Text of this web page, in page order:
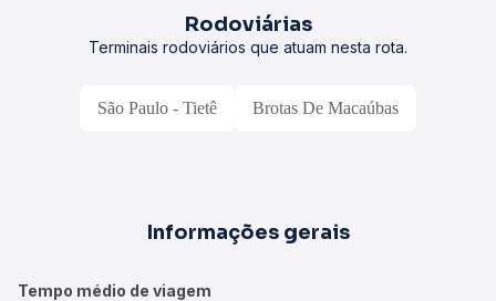
Rodoviárias
Terminais rodoviários que atuam nesta rota.
São Paulo - Tietê Brotas De Macaúbas
Informações gerais
Tempo médio de viagem